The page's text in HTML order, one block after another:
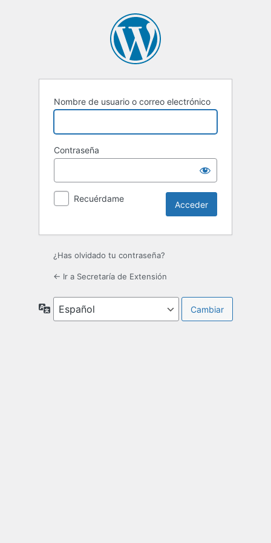
Nombre de usuario o correo electrónico
Contraseña
Recuérdame
¿Has olvidado tu contraseña?
← Ir a Secretaría de Extensión
Idioma